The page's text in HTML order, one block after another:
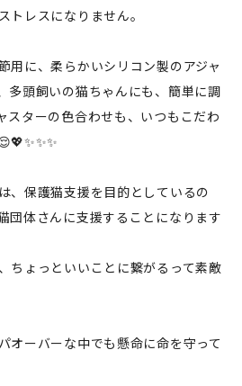
トレスになりません。
用に、柔らかいシリコン製のアジャ
多頭飼いの猫ちゃんにも、簡単に調
スターの色合わせも、いつもこだわ
、保護猫支援を目的としているの
団体さんに支援することになります
ちょっといいことに繋がるって素敵
オーバーな中でも懸命に命を守って